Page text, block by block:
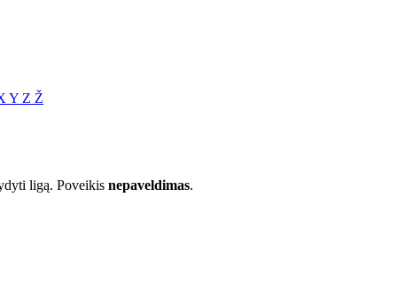
Y Z Ž
ligą. Poveikis nepaveldimas.